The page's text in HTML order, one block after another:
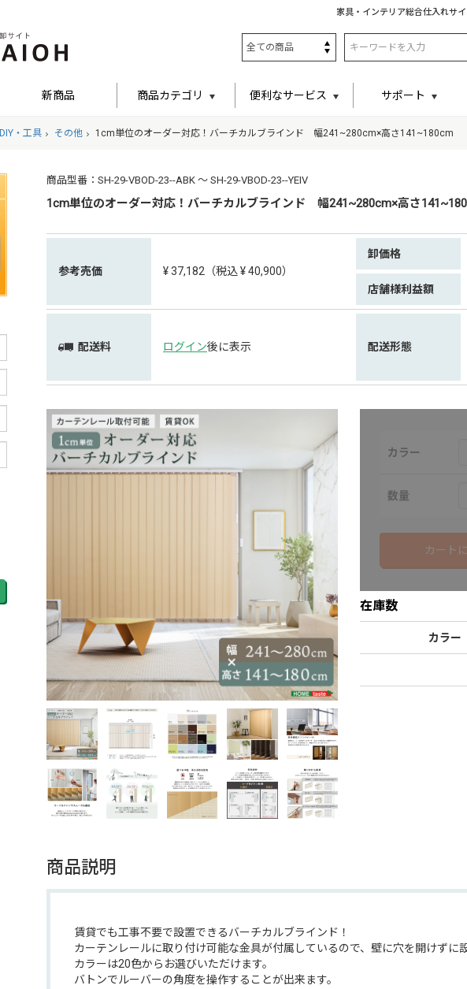
家具・インテリア総合仕入れサイ
新商品 商品カテゴリ 便利なサービス サポート
DIY・工具 その他 1cm単位のオーダー対応！バーチカルブラインド 幅241~280cm×高さ141~180cm
商品型番：SH-29-VBOD-23--ABK ～ SH-29-VBOD-23--YEIV
1cm単位のオーダー対応！バーチカルブラインド 幅241~280cm×高さ
参考売価 ¥ 37,182（税込 ¥ 40,900）
卸価格
店舗様利益額
配送料 ログイン後に表示 配送形態
カラー
数量
カート
在庫数
カラー
商品説明
賃貸でも工事不要で設置できるバーチカルブラインド！
カーテンレールに取り付け可能な金具が付属しているので、壁に穴を開けずに
カラーは20色からお選びいただけます。
バトンでルーバーの角度を操作することが出来ます。